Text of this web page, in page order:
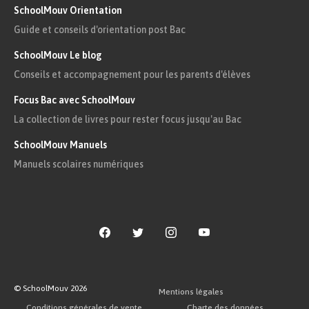
Corrigé
Remarque :
astuces pour aller plus vite.
a.Pour trier les données par taux croissant de
SchoolMouv Orientation
Guide et conseils d'orientation post Bac
SchoolMouv Le blog
Conseils et accompagnement pour les parents d'élèves
Focus Bac avec SchoolMouv
La collection de livres pour rester focus jusqu'au Bac
SchoolMouv Manuels
Manuels scolaires numériques
© SchoolMouv 2026
Mentions légales